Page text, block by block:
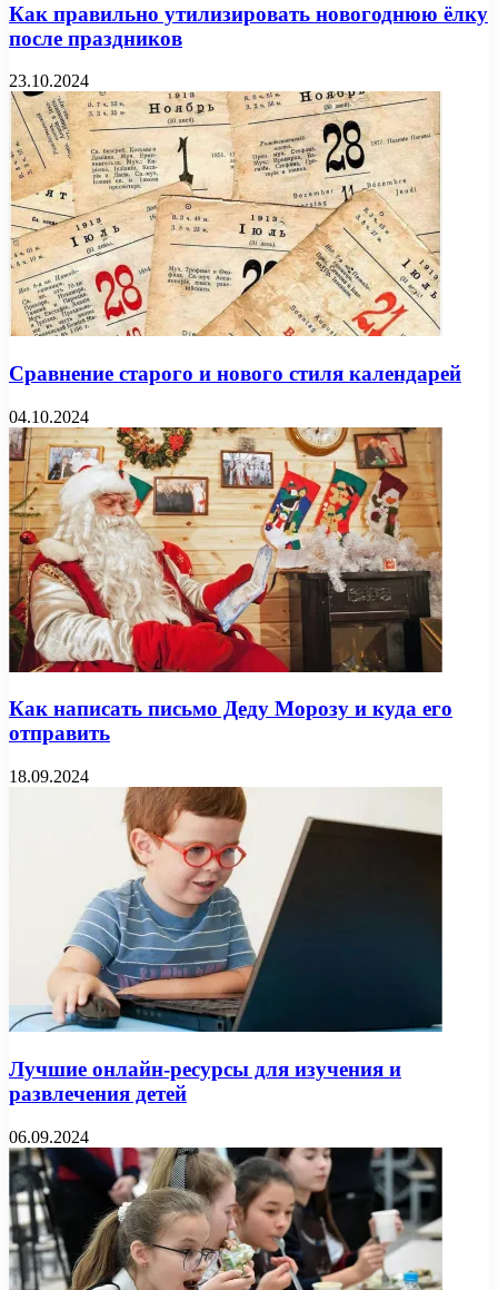
Как правильно утилизировать новогоднюю ёлку
после праздников
23.10.2024
Сравнение старого и нового стиля календарей
04.10.2024
Как написать письмо Деду Морозу и куда его
отправить
18.09.2024
Лучшие онлайн-ресурсы для изучения и
развлечения детей
06.09.2024